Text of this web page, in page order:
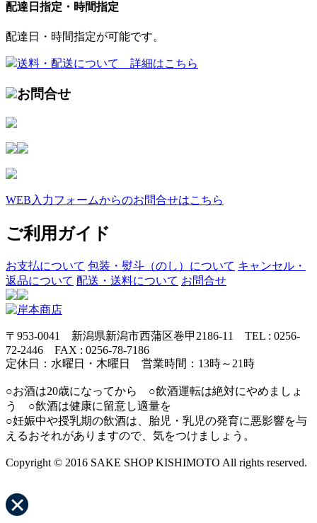
配達日指定・時間指定
配達日・時間指定が可能です。
送料・配送について 詳細はこちら
お問合せ
WEB入力フォームからのお問合せはこちら
ご利用ガイド
お支払について 包装・熨斗（のし）について キャンセル・
返品について 配送・送料について お問合せ
〒953-0041 新潟県新潟市西蒲区巻甲2186-11 TEL : 0256-
72-2446 FAX : 0256-78-7186
定休日：水曜日・木曜日 営業時間：13時～21時
○お酒は20歳になってから ○飲酒運転は絶対にやめましょ
う ○飲酒は健康に留意し適量を
○妊娠中や授乳期の飲酒は、胎児・乳児の発育に悪影響を与
えるおそれがありますので、気をつけましょう。
Copyright © 2016 SAKE SHOP KISHIMOTO All rights reserved.